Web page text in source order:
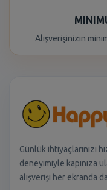
Alışverişinizin
Günlük ihtiyaçlarınızı
deneyimiyle kapınıza
alışverişi her ekranda